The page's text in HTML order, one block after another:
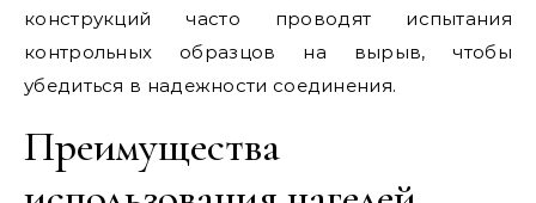
конструкций часто проводят испытания
контрольных образцов на вырыв, чтобы
убедиться в надежности соединения.
Преимущества